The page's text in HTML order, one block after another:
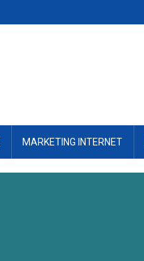
MARKETING INTERNET